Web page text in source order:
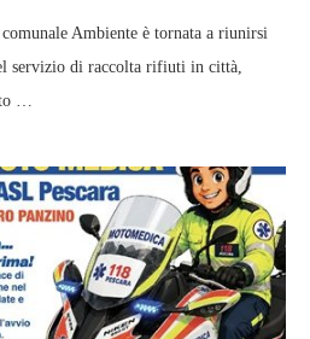
Ambiente è tornata a riunirsi
servizio di raccolta rifiuti in città,
…